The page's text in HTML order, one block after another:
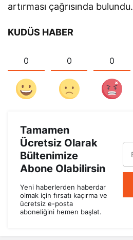
artırması çağrısında bulundu.
KUDÜS HABER
0 0 0
Tamamen
Ücretsiz Olarak
Bültenimize
Abone Olabilirsin
Yeni haberlerden haberdar
olmak için fırsatı kaçırma ve
ücretsiz e-posta
aboneliğini hemen başlat.